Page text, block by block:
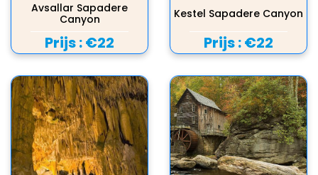
Avsallar Sapadere
Canyon
Prijs :€22
Kestel Sapadere Canyon
Prijs :€22